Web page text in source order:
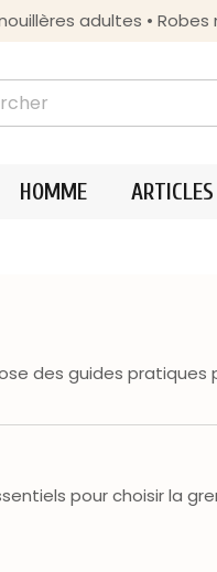
adultes •
HOMME
des guides
pour choisir la